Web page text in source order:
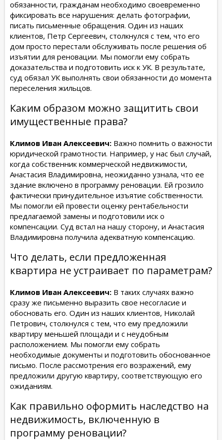
обязанности, гражданам необходимо своевременно
фиксировать все нарушения: делать фотографии,
писать письменные обращения. Один из наших
клиентов, Петр Сергеевич, столкнулся с тем, что его
дом просто перестали обслуживать после решения об
изъятии для реновации. Мы помогли ему собрать
доказательства и подготовить иск к УК. В результате,
суд обязал УК выполнять свои обязанности до момента
переселения жильцов.
Каким образом можно защитить свои
имущественные права?
Климов Иван Алексеевич: Важно помнить о важности
юридической грамотности. Например, у нас был случай,
когда собственник коммерческой недвижимости,
Анастасия Владимировна, неожиданно узнала, что ее
здание включено в программу реновации. Ей грозило
фактически принудительное изъятие собственности.
Мы помогли ей провести оценку рентабельности
предлагаемой замены и подготовили иск о
компенсации. Суд встал на нашу сторону, и Анастасия
Владимировна получила адекватную компенсацию.
Что делать, если предложенная
квартира не устраивает по параметрам?
Климов Иван Алексеевич: В таких случаях важно
сразу же письменно выразить свое несогласие и
обосновать его. Один из наших клиентов, Николай
Петрович, столкнулся с тем, что ему предложили
квартиру меньшей площади и с неудобным
расположением. Мы помогли ему собрать
необходимые документы и подготовить обоснованное
письмо. После рассмотрения его возражений, ему
предложили другую квартиру, соответствующую его
ожиданиям.
Как правильно оформить наследство на
недвижимость, включенную в
программу реновации?